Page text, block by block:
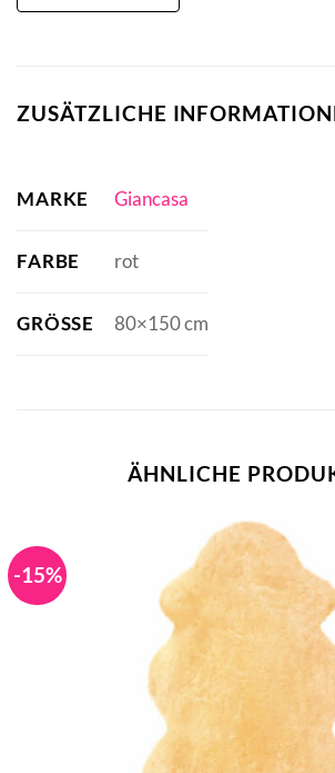
ZUSÄTZLICHE
MARKE Giancasa
FARBE rot
GRÖSSE 80×150 cm
ÄHNLICHE
-15%